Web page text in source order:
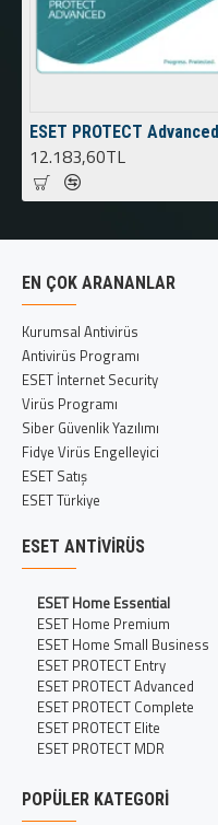
ESET PROTECT Advanced
12.183,60TL
EN ÇOK ARANANLAR
Kurumsal Antivirüs
Antivirüs Programı
ESET İnternet Security
Virüs Programı
Siber Güvenlik Yazılımı
Fidye Virüs Engelleyici
ESET Satış
ESET Türkiye
ESET ANTIVIRÜS
ESET Home Essential
ESET Home Premium
ESET Home Small Business
ESET PROTECT Entry
ESET PROTECT Advanced
ESET PROTECT Complete
ESET PROTECT Elite
ESET PROTECT MDR
POPÜLER KATEGORI